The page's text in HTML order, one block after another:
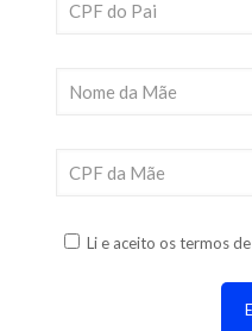
Li e aceito os termos de